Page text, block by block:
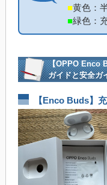
■黄色：
■緑色：
【OPPO Enco
ガイドと安全ガ
【Enco Buds】